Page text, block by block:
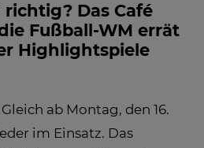
Das Café
Fußball-WM errät
Highlightspiele
Gleich ab Montag, den 16.
im Einsatz. Das